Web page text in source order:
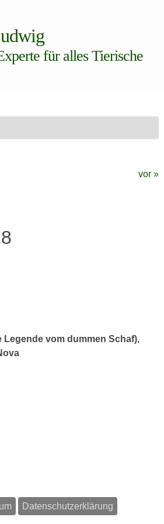
für alles Tierische
vor »
Legende vom dummen Schaf),
Datenschutzerklärung